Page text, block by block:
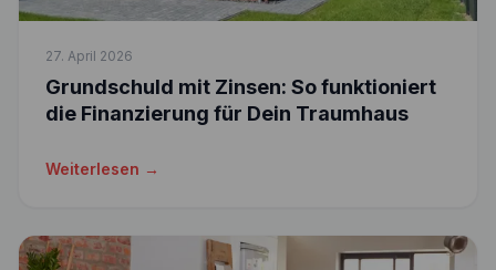
27. April 2026
Grundschuld mit Zinsen: So funktioniert
die Finanzierung für Dein Traumhaus
Weiterlesen →